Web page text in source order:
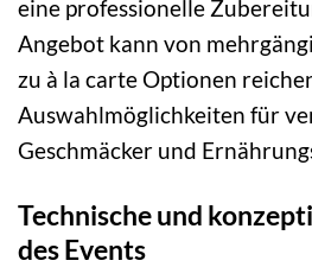
eine professionelle
Angebot kann von
zu à la carte Optionen
Auswahlmöglichkeiten für
Geschmäcker und
Technische und
des Events